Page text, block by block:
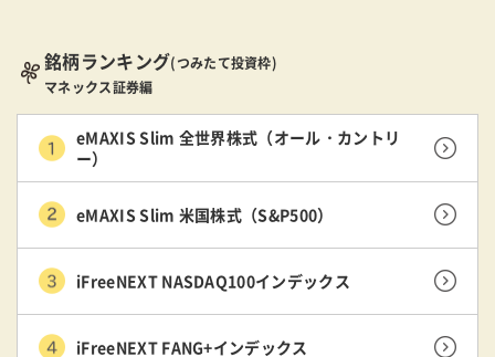
銘柄ランキング(つみたて投資枠)
マネックス証券編
eMAXIS Slim 全世界株式（オール・カントリ
ー）
eMAXIS Slim 米国株式（S&P500）
iFreeNEXT NASDAQ100インデックス
iFreeNEXT FANG+インデックス